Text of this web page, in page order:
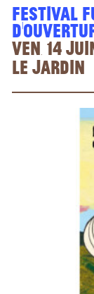
Festival
ven. 14
Le jardin